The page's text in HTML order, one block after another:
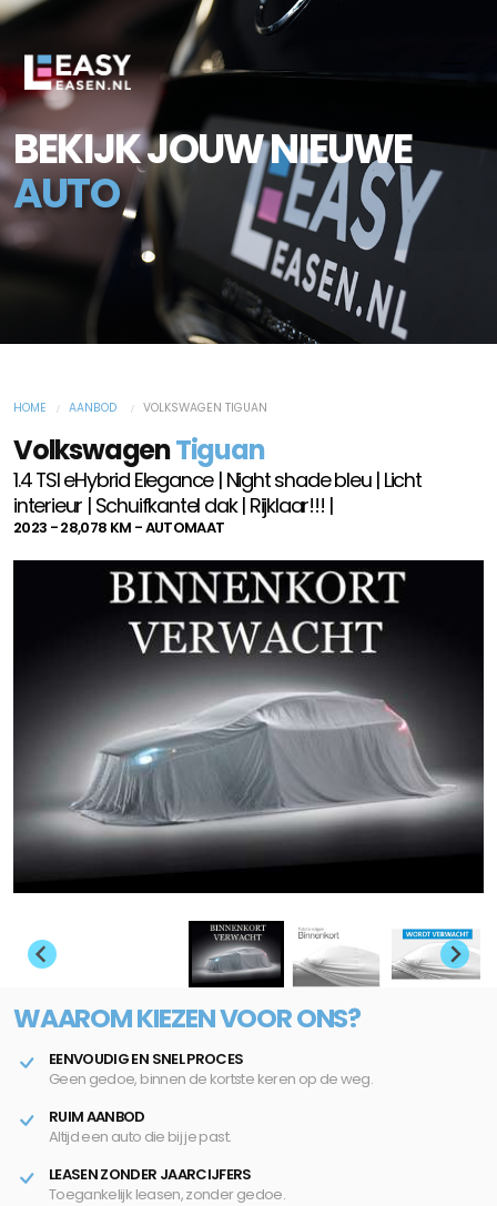
BEKIJK JOUW NIEUWE
AUTO
HOME AANBOD VOLKSWAGEN TIGUAN
VolkswagenTiguan
1.4 TSI eHybrid Elegance | Night shade bleu | Licht
interieur | Schuifkantel dak | Rijklaar!!! |
2023 - 28,078 KM - AUTOMAAT
WAAROM KIEZEN VOOR ONS?
EENVOUDIG EN SNEL PROCES
Geen gedoe, binnen de kortste keren op de weg.
RUIM AANBOD
Altijd een auto die bij je past.
LEASEN ZONDER JAARCIJFERS
Toegankelijk leasen, zonder gedoe.